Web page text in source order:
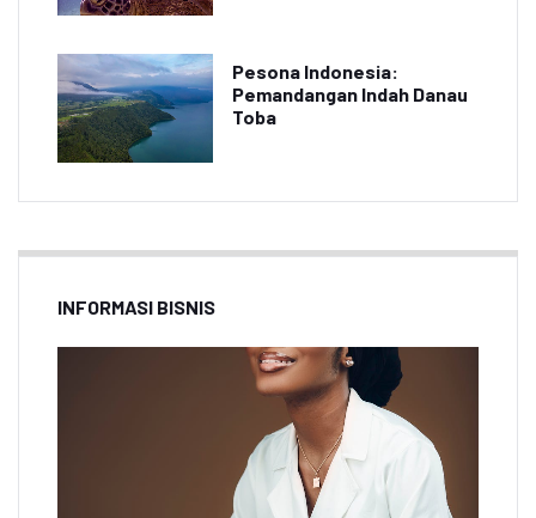
Pesona Indonesia:
Pemandangan Indah Danau
Toba
INFORMASI BISNIS